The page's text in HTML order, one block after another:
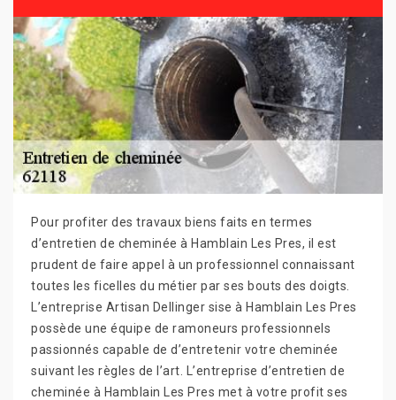
Pour profiter des travaux biens faits en termes
d’entretien de cheminée à Hamblain Les Pres, il est
prudent de faire appel à un professionnel connaissant
toutes les ficelles du métier par ses bouts des doigts.
L’entreprise Artisan Dellinger sise à Hamblain Les Pres
possède une équipe de ramoneurs professionnels
passionnés capable de d’entretenir votre cheminée
suivant les règles de l’art. L’entreprise d’entretien de
cheminée à Hamblain Les Pres met à votre profit ses